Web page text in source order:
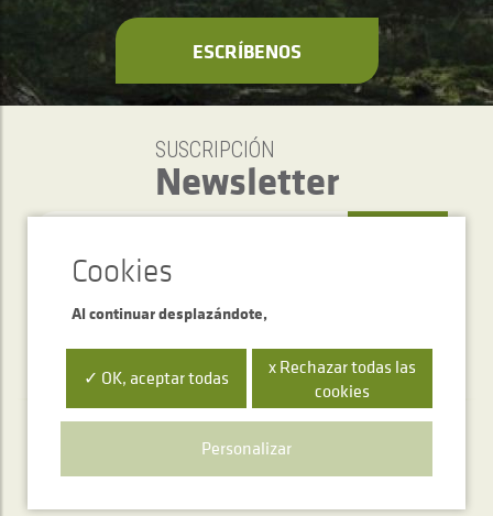
ESCRÍBENOS
SUSCRIPCIÓN
Newsletter
Servicio de atención telefónica
+34 948 563 511
Al continuar desplazándote,
✓ OK, aceptar todas
x Rechazar todas las
cookies
Personalizar